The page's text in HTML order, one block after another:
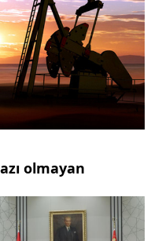
olmayan